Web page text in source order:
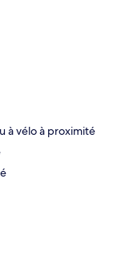
à vélo à proximité